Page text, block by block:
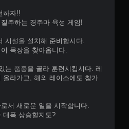
하자!!
주하는 경주마 육성 게임!
시설을 설치해 준비합시다.
목장을 찾아옵니다.
는 품종을 골라 훈련시킵시다. 레
올라가고, 해외 레이스에도 참가
서 새로운 일을 시작합니다.
대폭 상승할지도?